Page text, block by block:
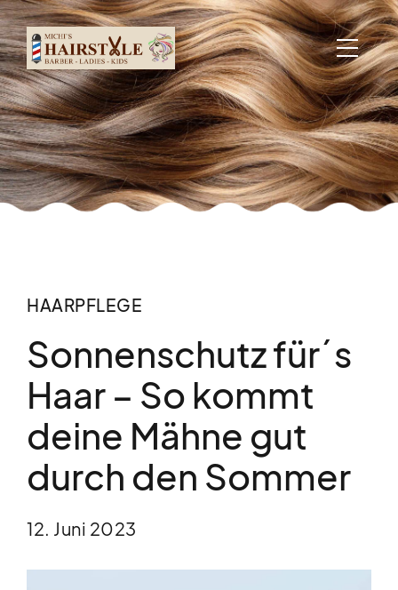
HAARPFLEGE
Sonnenschutz für´s
Haar – So kommt
deine Mähne gut
durch den Sommer
12. Juni 2023